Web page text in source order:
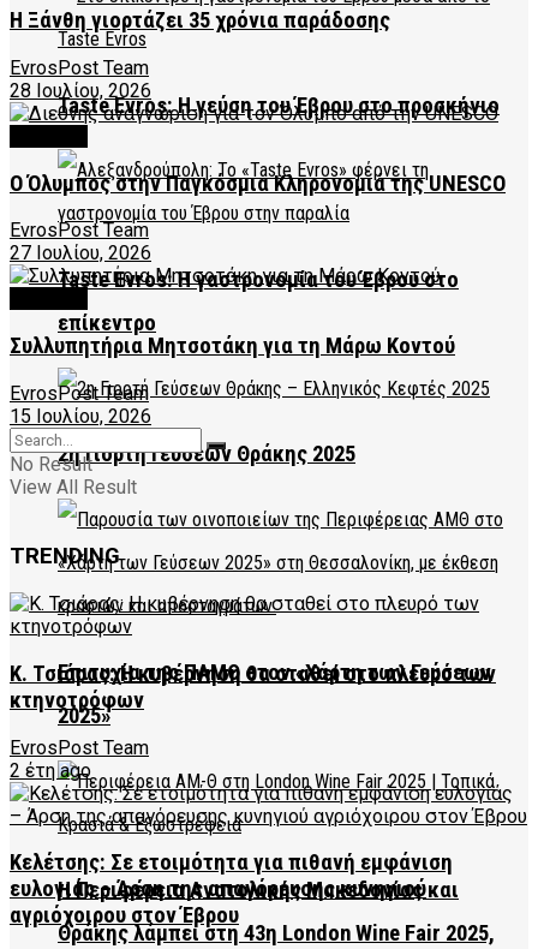
Taste Evros: Η γεύση του Έβρου στο προσκήνιο
Taste Evros: Η γαστρονομία του Έβρου στο
επίκεντρο
2η Γιορτή Γεύσεων Θράκης 2025
Επιτυχία της ΠΑΜΘ στον «Χάρτη των Γεύσεων
2025»
Η Περιφέρεια Ανατολικής Μακεδονίας και
Θράκης λάμπει στη 43η London Wine Fair 2025,
Η Ξάνθη γιορτάζει 35 χρόνια παράδοσης
EvrosPost Team
28 Ιουλίου, 2026
Ο Όλυμπος στην Παγκόσμια Κληρονομιά της UNESCO
EvrosPost Team
27 Ιουλίου, 2026
Συλλυπητήρια Μητσοτάκη για τη Μάρω Κοντού
EvrosPost Team
15 Ιουλίου, 2026
No Result
View All Result
TRENDING
Κ. Τσιάρας: Η κυβέρνηση θα σταθεί στο πλευρό των
κτηνοτρόφων
EvrosPost Team
2 έτη ago
Κελέτσης: Σε ετοιμότητα για πιθανή εμφάνιση
ευλογιάς – Άρση της απαγόρευσης κυνηγιού
αγριόχοιρου στον Έβρου